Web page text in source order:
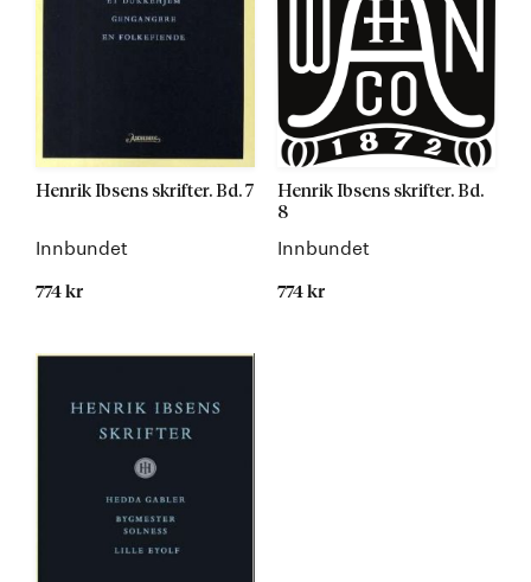
Henrik Ibsens skrifter. Bd. 7
Innbundet
774 kr
Henrik Ibsens skrifter. Bd.
8
Innbundet
774 kr